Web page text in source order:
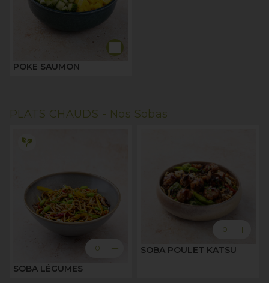
POKE SAUMON
PLATS CHAUDS - Nos Sobas
0 add
SOBA LÉGUMES
0 add
SOBA POULET KATSU